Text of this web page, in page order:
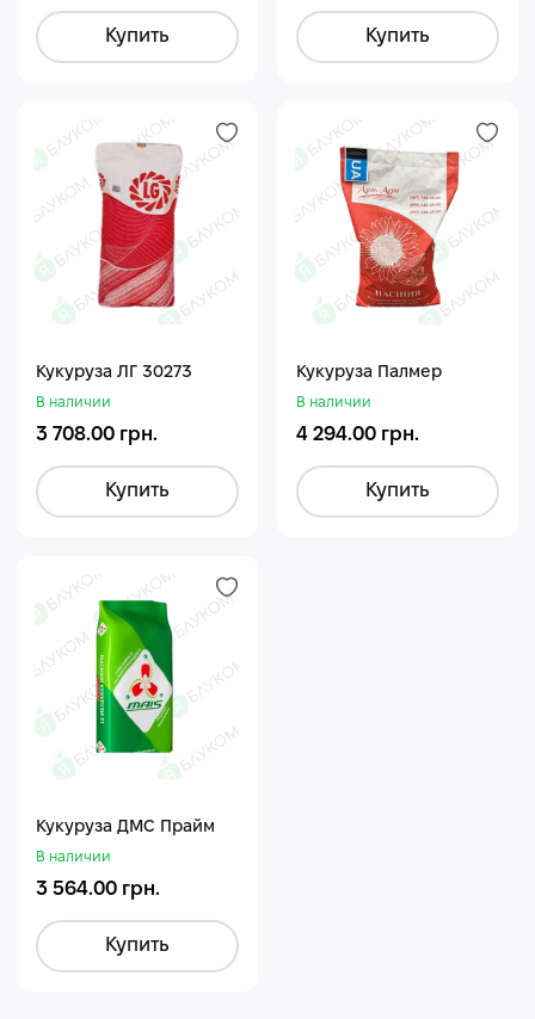
Купить Купить
Кукуруза ЛГ 30273
В наличии
3 708.00 грн.
Купить
Кукуруза Палмер
В наличии
4 294.00 грн.
Купить
Кукуруза ДМС Прайм
В наличии
3 564.00 грн.
Купить